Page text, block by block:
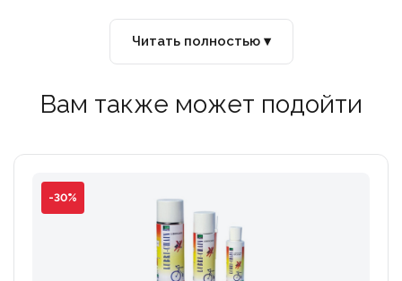
Читать полностью ▾
Вам также может подойти
-30%